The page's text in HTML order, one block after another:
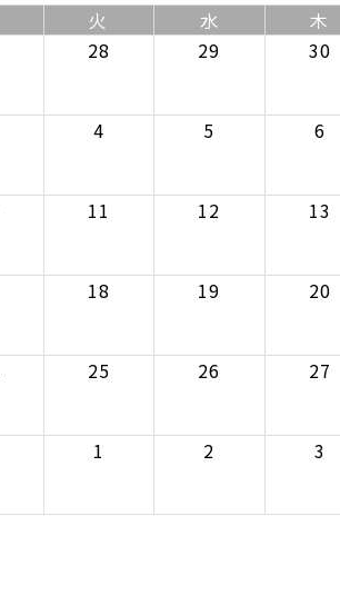
火 水 木
28 29 30
4 5 6
11 12 13
18 19 20
25 26 27
1 2 3